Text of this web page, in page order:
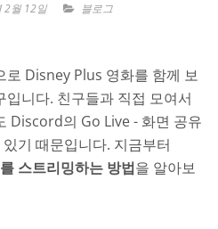
2월 12일 블로그
로 Disney Plus 영화를 함께 보
니다. 친구들과 직접 모여서
Discord의 Go Live - 화면 공유
있기 때문입니다. 지금부터
스트리밍하는 방법을 알아보